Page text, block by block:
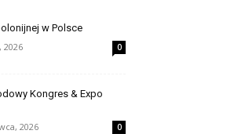
w Polsce
2026 0
Kongres & Expo
2026 0